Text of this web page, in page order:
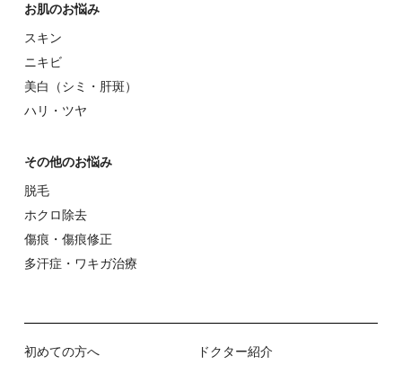
お肌のお悩み
スキン
ニキビ
美⽩（シミ・肝斑）
ハリ・ツヤ
その他のお悩み
脱⽑
ホクロ除去
傷痕・傷痕修正
多汗症・ワキガ治療
初めての⽅へ
ドクター紹介